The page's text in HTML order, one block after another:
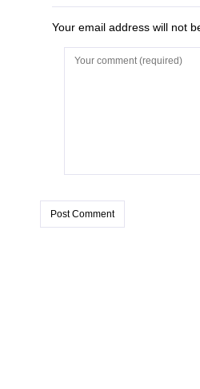
Your email address will not